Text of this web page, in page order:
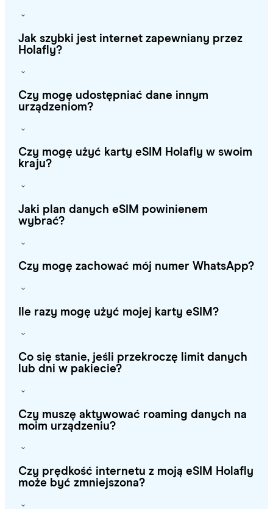
Jak szybki jest internet zapewniany przez
Holafly?
Czy mogę udostępniać dane innym
urządzeniom?
Czy mogę użyć karty eSIM Holafly w swoim
kraju?
Jaki plan danych eSIM powinienem
wybrać?
Czy mogę zachować mój numer WhatsApp?
Ile razy mogę użyć mojej karty eSIM?
Co się stanie, jeśli przekroczę limit danych
lub dni w pakiecie?
Czy muszę aktywować roaming danych na
moim urządzeniu?
Czy prędkość internetu z moją eSIM Holafly
może być zmniejszona?